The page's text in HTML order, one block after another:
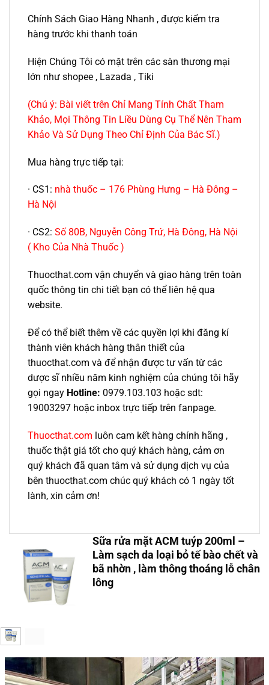
Chính Sách Giao Hàng Nhanh , được kiểm tra
hàng trước khi thanh toán
Hiện Chúng Tôi có mặt trên các sàn thương mại
lớn như shopee , Lazada , Tiki
(Chú ý: Bài viết trên Chỉ Mang Tính Chất Tham
Khảo, Mọi Thông Tin Liều Dùng Cụ Thể Nên Tham
Khảo Và Sử Dụng Theo Chỉ Định Của Bác Sĩ.)
Mua hàng trực tiếp tại:
· CS1: nhà thuốc – 176 Phùng Hưng – Hà Đông –
Hà Nội
· CS2: Số 80B, Nguyễn Công Trứ, Hà Đông, Hà Nội
( Kho Của Nhà Thuốc )
Thuocthat.com vận chuyển và giao hàng trên toàn
quốc thông tin chi tiết bạn có thể liên hệ qua
website.
Để có thể biết thêm về các quyền lợi khi đăng kí
thành viên khách hàng thân thiết của
thuocthat.com và để nhận được tư vấn từ các
dược sĩ nhiều năm kinh nghiệm của chúng tôi hãy
gọi ngay Hotline: 0979.103.103 hoặc sdt:
19003297 hoặc inbox trực tiếp trên fanpage.
Thuocthat.com luôn cam kết hàng chính hãng ,
thuốc thật giá tốt cho quý khách hàng, cảm ơn
quý khách đã quan tâm và sử dụng dịch vụ của
bên thuocthat.com chúc quý khách có 1 ngày tốt
lành, xin cảm ơn!
Sữa rửa mặt ACM tuýp 200ml –
Làm sạch da loại bỏ tế bào chết và
bã nhờn , làm thông thoáng lỗ chân
lông